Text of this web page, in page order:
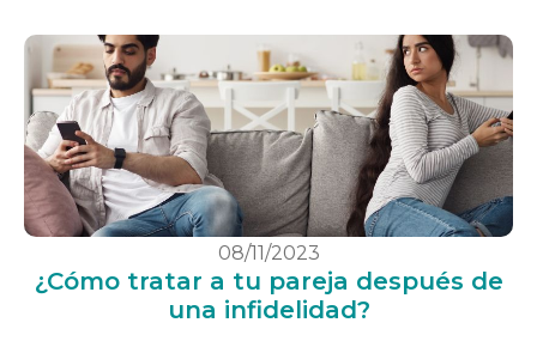
08/11/2023
¿Cómo tratar a tu pareja después de
una infidelidad?